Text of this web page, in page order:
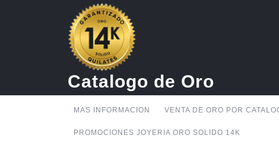
Catalogo de Oro
MAS INFORMACION VENTA DE ORO POR
PROMOCIONES JOYERIA ORO SOLIDO 14K